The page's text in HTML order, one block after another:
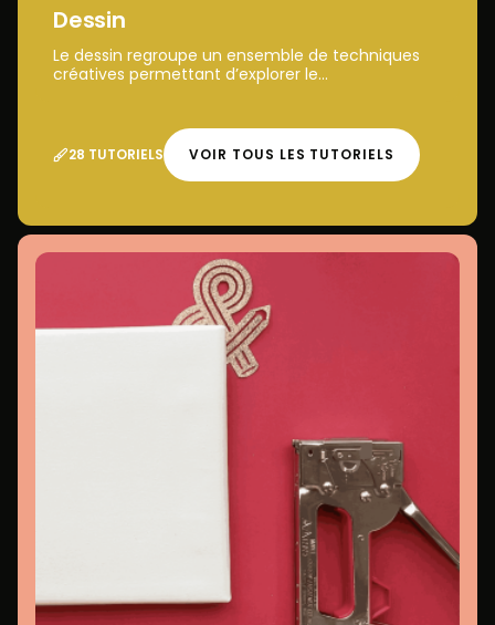
Dessin
Le dessin regroupe un ensemble de techniques
créatives permettant d’explorer le...
28 TUTORIELS VOIR TOUS LES TUTORIELS